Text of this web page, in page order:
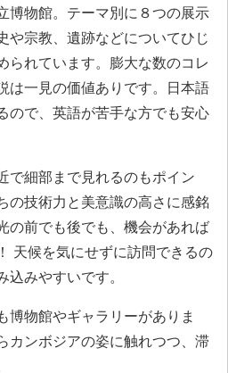
博物館。テーマ別に８つの展示
や宗教、遺跡などについてひじ
られています。膨大な数のコレ
は一見の価値ありです。日本語
ので、英語が苦手な方でも安心
で細部まで見れるのもポイン
の技術力と美意識の高さに感銘
の前でも後でも、機会があれば
天候を気にせずに訪問できるの
込みやすいです。
博物館やギャラリーがありま
カンボジアの姿に触れつつ、滞